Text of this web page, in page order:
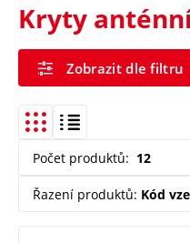
Kryty
Zobrazit dle filtru
Počet produktů: 12
Řazení produktů: Kód